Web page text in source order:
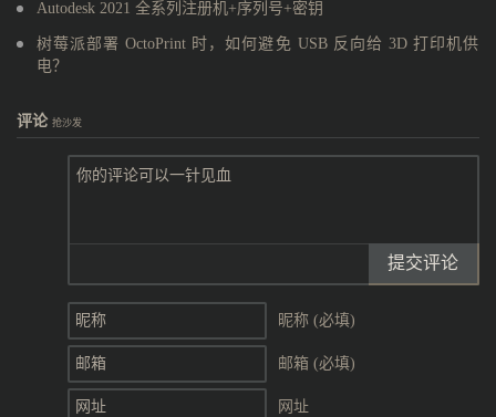
Autodesk 2021 全系列注册机+序列号+密钥
树莓派部署 OctoPrint 时，如何避免 USB 反向给 3D 打印机供
电？
评论 抢沙发
提交评论
昵称 (必填)
邮箱 (必填)
网址